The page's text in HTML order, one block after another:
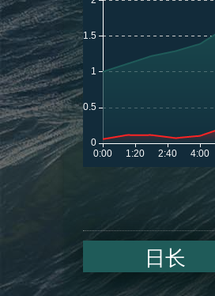
日长